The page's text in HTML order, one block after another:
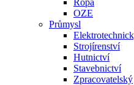
OZE
Průmysl
Strojírenství
Hutnictví
Stavebnictví
Zpracovatelský